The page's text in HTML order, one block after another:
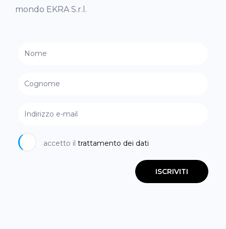
mondo EKRA S.r.l.
accetto il trattamento dei dati
ISCRIVITI